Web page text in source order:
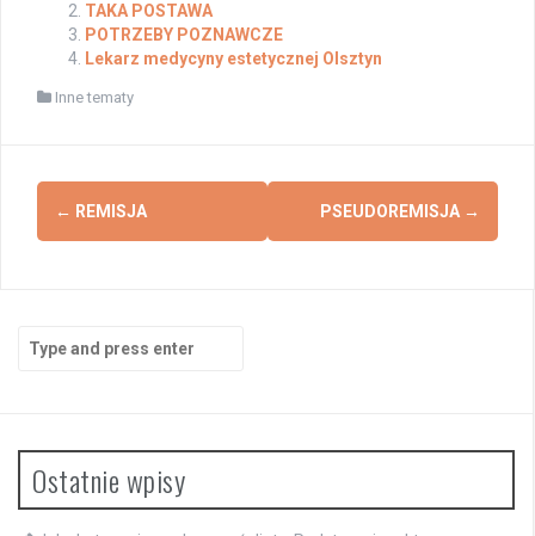
TAKA POSTAWA
POTRZEBY POZNAWCZE
Lekarz medycyny estetycznej Olsztyn
Inne tematy
Post
navigation
← REMISJA PSEUDOREMISJA →
Search
for:
Ostatnie wpisy